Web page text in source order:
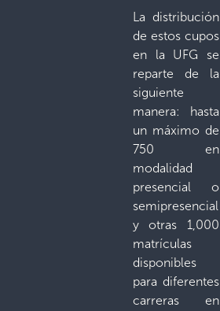
La distribución
de estos cupos
en la UFG se
reparte de la
siguiente
manera: hasta
un máximo de
750 en
modalidad
presencial o
semipresencial
y otras 1,000
matrículas
disponibles
para diferentes
carreras en